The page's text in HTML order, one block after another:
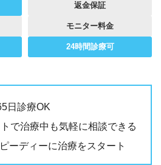
返金保証
モニター料金
24時間診療可
日診療OK
で治療中も気軽に相談できる
ーディーに治療をスタート